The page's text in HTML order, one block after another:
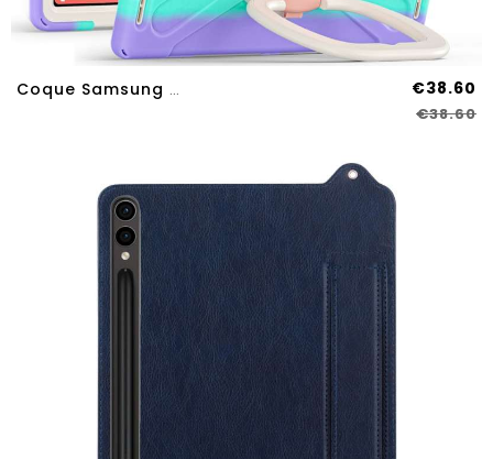
Coque Samsung Galaxy Tab S11 Ultra Triple Protection Avec Poignée Rotative À €38.60
€38.60